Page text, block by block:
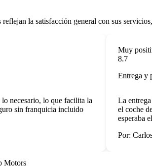
la satisfacción general con sus
necesario, lo que facilita la
sin franquicia incluido
Muy positivo
8.7
Entrega y
La entrega
el coche de
esperaba el
Por: Carlos
Motors